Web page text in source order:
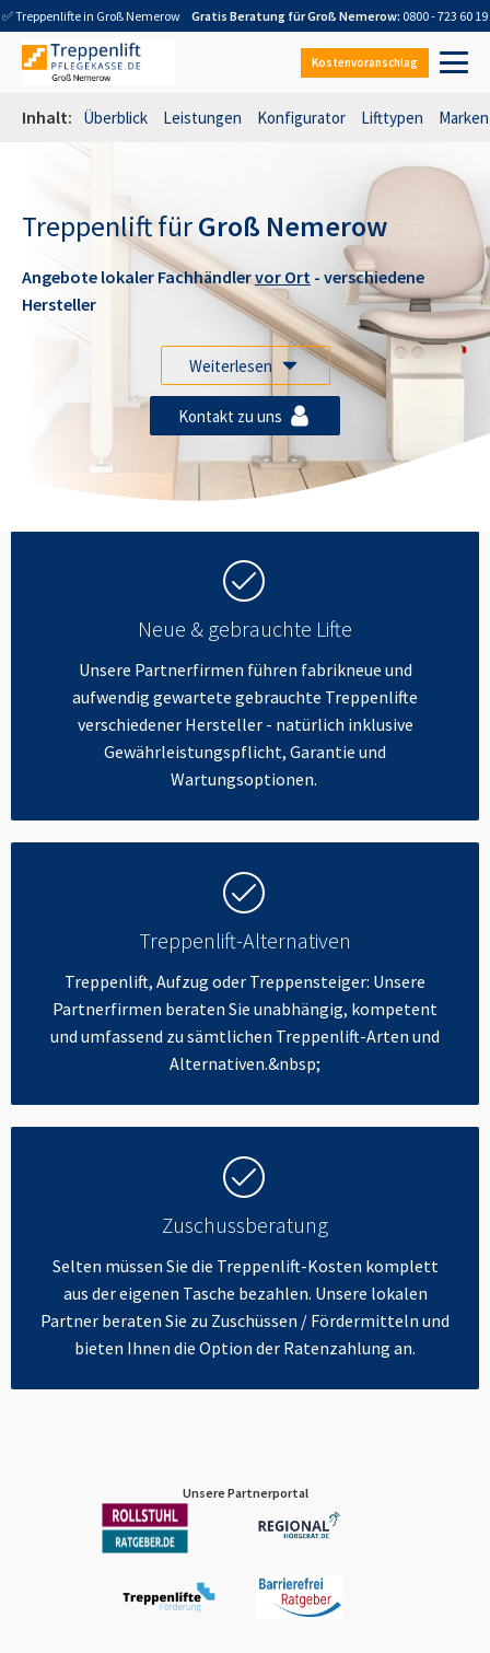
✅ Treppenlifte in Groß Nemerow Gratis Beratung fürGroß Nemerow: 0800 - 723 60 19
Kostenvoranschlag
Inhalt: Überblick Leistungen Konfigurator Lifttypen Marken
Treppenlift fürGroß Nemerow
Angebote lokaler Fachhändlervor Ort - verschiedene
Hersteller
Weiterlesen
Kontakt zu uns
Neue & gebrauchte Lifte
Unsere Partnerfirmen führen fabrikneue und
aufwendig gewartete gebrauchte Treppenlifte
verschiedener Hersteller - natürlich inklusive
Gewährleistungspflicht, Garantie und
Wartungsoptionen.
Treppenlift-Alternativen
Treppenlift, Aufzug oder Treppensteiger: Unsere
Partnerfirmen beraten Sie unabhängig, kompetent
und umfassend zu sämtlichen Treppenlift-Arten und
Alternativen.&nbsp;
Zuschussberatung
Selten müssen Sie die Treppenlift-Kosten komplett
aus der eigenen Tasche bezahlen. Unsere lokalen
Partner beraten Sie zu Zuschüssen / Fördermitteln und
bieten Ihnen die Option der Ratenzahlung an.
Unsere Partnerportal